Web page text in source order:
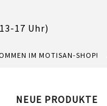
17 Uhr)
IM MOTISAN-SHOP!
NEUE PRODUKTE